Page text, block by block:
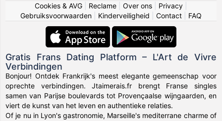
Cookies & AVG
Reclame Over ons Privacy
Gebruiksvoorwaarden
Kinderveiligheid Contact FAQ
Gratis Frans Dating Platform – L'Art de Vivre
Verbindingen
Bonjour! Ontdek Frankrijk's meest elegante gemeenschap voor
oprechte verbindingen. Jtaimerais.fr brengt Franse singles
samen van Parijse boulevards tot Provençaalse wijngaarden, en
viert de kunst van het leven en authentieke relaties.
Of je nu in Lyon's gastronomie, Marseille's mediterrane charme of